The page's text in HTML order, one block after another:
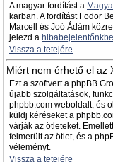
A magyar fordítást a
karban. A fordítást Fodor
Marcell és Joó Ádám
jelezd a
Vissza a tetejére
Miért nem érhető el az
Ezt a szoftvert a phpBB
újabb szolgáltatások,
phpbb.com weboldalt, és
küldj kéréseket a
várják az ötleteket.
felmerült az ötlet, és a
véleményt.
Vissza a tetejére